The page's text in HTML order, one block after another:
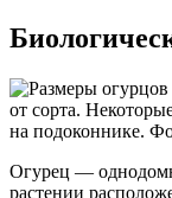
от сорта.
на подоконнике.
Огурец —
растении